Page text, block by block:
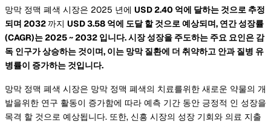
망막 정맥 폐색 시장은 2025 년에 USD 2.40 억에 달하는 것으로 추정
되며 2032 까지 USD 3.58 억에 도달 할 것으로 예상되며, 연간 성장률
(CAGR)는 2025 ~ 2032 입니다. 시장 성장을 주도하는 주요 요인은 감
독 인구가 상승하는 것이며, 이는 망막 질환에 더 취약하고 안과 질병 유
병률이 증가하는 것입니다.
망막 정맥 폐색 시장은 망막 정맥 폐색의 치료를위한 새로운 약물의 개
발을위한 연구 활동이 증가함에 따라 예측 기간 동안 긍정적 인 성장을
목격 할 것으로 예상됩니다. 또한, 신흥 시장의 성장 기회와 의료 지출